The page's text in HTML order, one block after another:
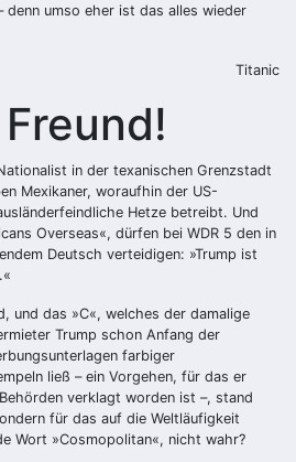
umso eher ist das alles wieder
Titanic
in der texanischen Grenzstadt
Mexikaner, woraufhin der US-
Hetze betreibt. Und
Overseas«, dürfen bei WDR 5 den in
Deutsch verteidigen: »Trump ist
und das »C«, welches der damalige
Trump schon Anfang der
farbiger
ließ – ein Vorgehen, für das er
verklagt worden ist –, stand
für das auf die Weltläufigkeit
Wort »Cosmopolitan«, nicht wahr?